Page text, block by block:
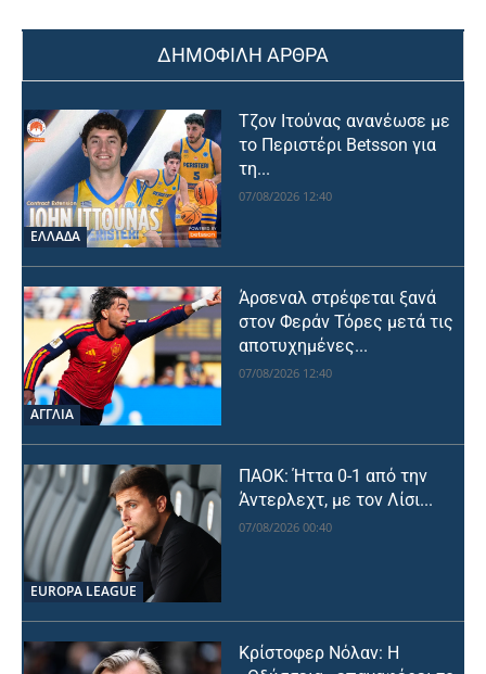
ΔΗΜΟΦΙΛΗ ΑΡΘΡΑ
ΕΛΛΑΔΑ
Τζον Ιτούνας ανανέωσε με
το Περιστέρι Betsson για
τη...
07/08/2026 12:40
ΑΓΓΛΙΑ
Άρσεναλ στρέφεται ξανά
στον Φεράν Τόρες μετά τις
αποτυχημένες...
07/08/2026 12:40
EUROPA LEAGUE
ΠΑΟΚ: Ήττα 0-1 από την
Άντερλεχτ, με τον Λίσι...
07/08/2026 00:40
Κρίστοφερ Νόλαν: Η